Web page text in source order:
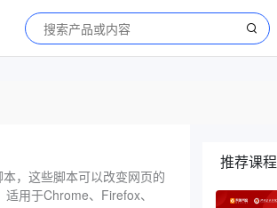
，这些脚本可以改变网页的
用于Chrome、Firefox、
推荐课程